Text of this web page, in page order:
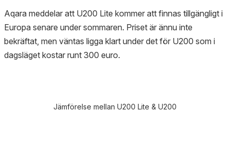
Aqara meddelar att U200 Lite kommer att finnas tillgängligt i
Europa senare under sommaren. Priset är ännu inte
bekräftat, men väntas ligga klart under det för U200 som i
dagsläget kostar runt 300 euro.
Jämförelse mellan U200 Lite & U200